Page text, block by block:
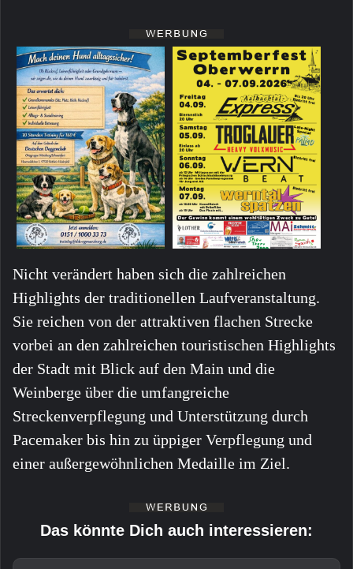
Nicht verändert haben sich die zahlreichen
Highlights der traditionellen Laufveranstaltung.
Sie reichen von der attraktiven flachen Strecke
vorbei an den zahlreichen touristischen Highlights
der Stadt mit Blick auf den Main und die
Weinberge über die umfangreiche
Streckenverpflegung und Unterstützung durch
Pacemaker bis hin zu üppiger Verpflegung und
einer außergewöhnlichen Medaille im Ziel.
Das könnte Dich auch interessieren: